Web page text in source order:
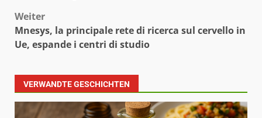
Weiter
Mnesys, la principale rete di ricerca sul cervello in
Ue, espande i centri di studio
VERWANDTE GESCHICHTEN